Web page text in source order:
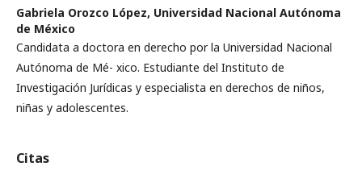
Gabriela Orozco López, Universidad Nacional Autónoma
de México
Candidata a doctora en derecho por la Universidad Nacional
Autónoma de Mé- xico. Estudiante del Instituto de
Investigación Jurídicas y especialista en derechos de niños,
niñas y adolescentes.
Citas